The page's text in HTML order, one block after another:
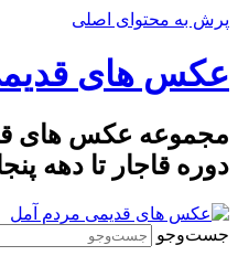
پرش به محتوای اصلی
عکس های
مجموعه عکس های
دوره قاجار تا دهه
جست‌وجو